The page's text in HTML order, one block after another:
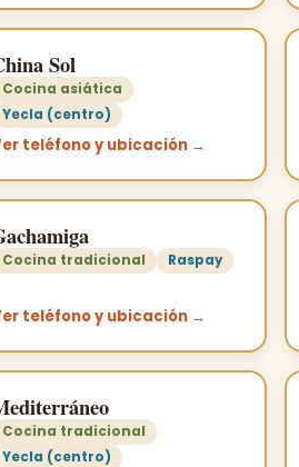
Sol
Cocina asiática
Yecla (centro)
teléfono y ubicación →
Cocina tradicional Raspay
teléfono y ubicación →
Cocina tradicional
Yecla (centro)